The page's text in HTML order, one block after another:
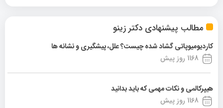
مطالب پیشنهادی دکتر زینو
کاردیومیوپاتی گشاد شده چیست؟ علل، پیشگیری و نشانه ها
1168 روز پیش
هیپرکالمی و نکات مهمی که باید بدانید
1168 روز پیش